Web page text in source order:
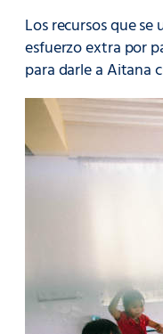
Los recursos que
esfuerzo extra por
para darle a Aitana